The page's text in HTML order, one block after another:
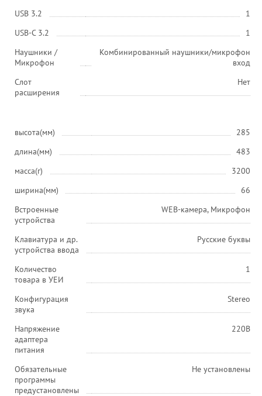
USB 3.2
1
USB-C 3.2
1
Наушники /
Микрофон
Комбинированный наушники/микрофон
вход
Слот
расширения
Нет
высота(мм)
285
длина(мм)
483
масса(г)
3200
ширина(мм)
66
Встроенные
устройства
WEB-камера, Микрофон
Клавиатура и др.
устройства ввода
Русские буквы
Количество
товара в УЕИ
1
Конфигурация
звука
Stereo
Напряжение
адаптера
питания
220В
Обязательные
программы
предустановлены
Не установлены